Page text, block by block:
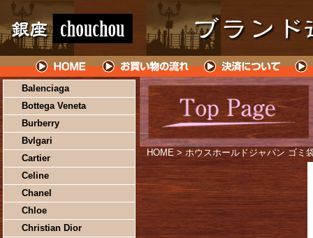
Balenciaga
Bottega Veneta
Burberry
Bvlgari
Cartier
Celine
Chanel
Chloe
Christian Dior
HOME > ホウスホールドジャパン ゴミ